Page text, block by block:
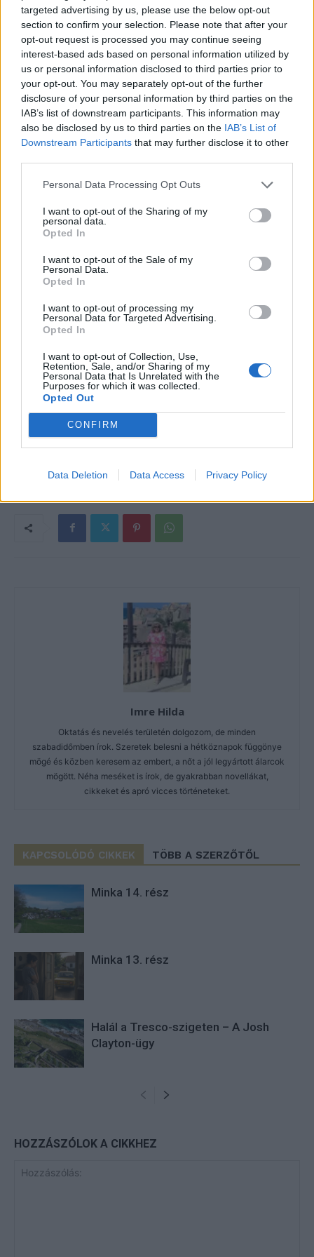
targeted advertising by us, please use the below opt-out
section to confirm your selection. Please note that after your
opt-out request is processed you may continue seeing
interest-based ads based on personal information utilized by
us or personal information disclosed to third parties prior to
your opt-out. You may separately opt-out of the further
disclosure of your personal information by third parties on the
IAB’s list of downstream participants. This information may
also be disclosed by us to third parties on the IAB’s List of
Downstream Participants that may further disclose it to other
Personal Data Processing Opt Outs
I want to opt-out of the Sharing of my
personal data.
Opted In
I want to opt-out of the Sale of my
Personal Data.
Opted In
I want to opt-out of processing my
Personal Data for Targeted Advertising.
Opted In
I want to opt-out of Collection, Use,
Retention, Sale, and/or Sharing of my
Personal Data that Is Unrelated with the
Purposes for which it was collected.
Opted Out
CONFIRM
Data Deletion Data Access Privacy Policy
– De szép még így is! – jegyezte meg a fiatalasszony.
Zita döbbenten rámeredt, mert nem értette, mit talál rajta
szépnek, amikor csak a falak maradtak.
– Megmutatom a szobákat!– mondta gyorsan. – Három
is van, mindnek igen nagy a belmagassága, mintha nem
is falun lennénk. A konyha is tágas, bár nem tudom,
hogy szeretik-e, ha túl nagy hely van közte és az ebédlő
között. Dédapám nem bánta, meg nem is annak szánta,
A férfi, akit fiatal neje Jánosnak hívott, bólogatott. Nagy
lendülettel lépett be a kétszárnyú ajtón a nappaliba és
elfüttyentette magát.
– Ejha! Igaza volt! Ilyet ritkán látni egy faluban. Szülei
bizonyára szerették a tágas tereket.
A 2. (befejező rész) holnap!
Kép forrása: Pinterest
Imre Hilda
Oktatás és nevelés területén dolgozom, de minden
szabadidőmben írok. Szeretek belesni a hétköznapok függönye
mögé és közben keresem az embert, a nőt a jól legyártott álarcok
mögött. Néha meséket is írok, de gyakrabban novellákat,
cikkeket és apró vicces történeteket.
KAPCSOLÓDÓ CIKKEK TÖBB A SZERZŐTŐL
Minka 14. rész
Minka 13. rész
Halál a Tresco-szigeten – A Josh
Clayton-ügy
HOZZÁSZÓLOK A CIKKHEZ